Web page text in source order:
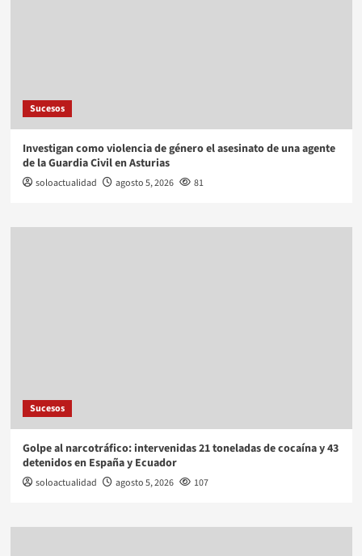
Sucesos
Investigan como violencia de género el asesinato de una agente
de la Guardia Civil en Asturias
soloactualidad agosto 5, 2026 81
Sucesos
Golpe al narcotráfico: intervenidas 21 toneladas de cocaína y 43
detenidos en España y Ecuador
soloactualidad agosto 5, 2026 107